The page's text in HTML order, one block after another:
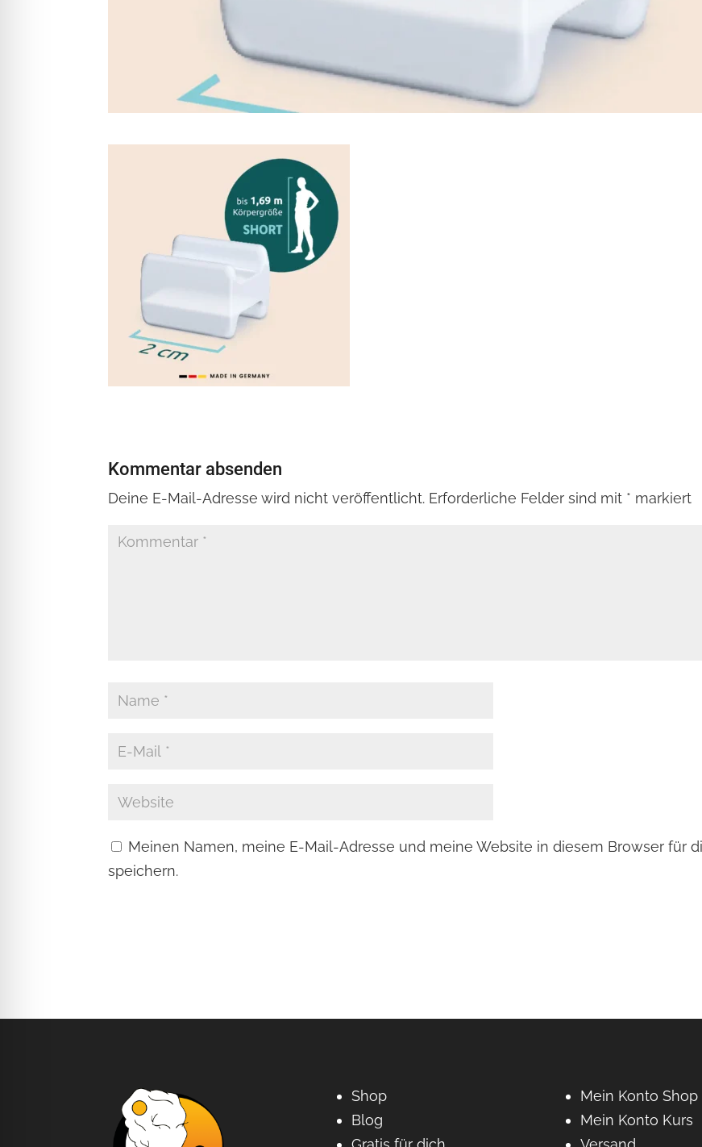
Kommentar absenden
Deine E-Mail-Adresse wird nicht veröffentlicht. Erforderliche Felder sind mit * markiert
Meinen Namen, meine E-Mail-Adresse und meine Website in diesem Browser für
speichern.
Shop
Blog
Mein Konto Shop
Mein Konto Kurs